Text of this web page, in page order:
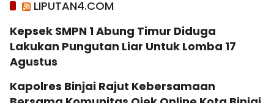
LIPUTAN4.COM
Kepsek SMPN 1 Abung Timur Diduga
Lakukan Pungutan Liar Untuk Lomba 17
Agustus
Kapolres Binjai Rajut Kebersamaan